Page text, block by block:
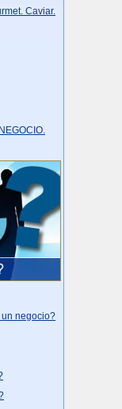
Caviar.
negocio?